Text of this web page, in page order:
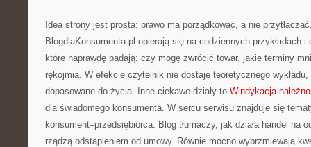
Idea strony jest prosta: prawo ma porządkować, a nie
BlogdlaKonsumenta.pl opierają się na codziennych przykładach i
które naprawdę padają: czy mogę zwrócić towar, jakie terminy
rękojmia. W efekcie czytelnik nie dostaje teoretycznego
dopasowane do życia. Inne ciekawe działy to Windykacja
dla świadomego konsumenta. W sercu serwisu znajduje się
konsument–przedsiębiorca. Blog tłumaczy, jak działa handel na
rządzą odstąpieniem od umowy. Równie mocno wybrzmiewają